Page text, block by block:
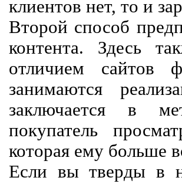
клиентов нет, то и
Второй способ
контента. Здесь
отличием сайтов
занимаются
заключается в
покупатель
которая ему больше
Если вы тверды в